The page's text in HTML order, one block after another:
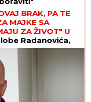
BRAK, PA TE
MAJKE SA
ZA ŽIVOT" U
Radanovića,
"Ne govori